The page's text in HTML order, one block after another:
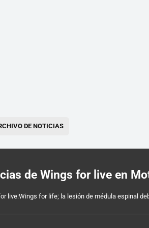
DE NOTICIAS
de Wings for live en
live:Wings for life; la lesión de médula espinal